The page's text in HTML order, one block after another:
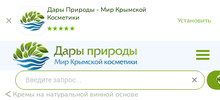
Дары Природы - Мир Крымской
Косметики
Установить
Кремы на натуральной винной основе